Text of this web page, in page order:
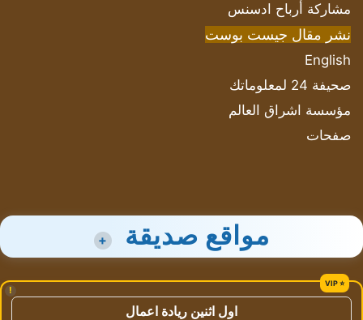
مشاركة أرباح ادسنس
نشر مقال جيست بوست
English
صحيفة 24 لمعلوماتك
مؤسسة اشراق العالم
صفحات
مواقع صديقة +
!
اول اثنين ريادة اعمال